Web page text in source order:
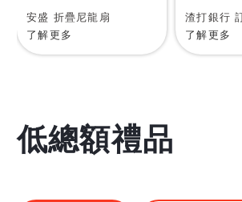
安盛 折疊尼龍扇
了解更多
了解更多
低總額禮品